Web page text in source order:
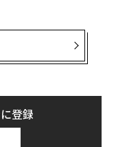
から約8％上昇
1470万円）目前ま
取りしようと動い
登録